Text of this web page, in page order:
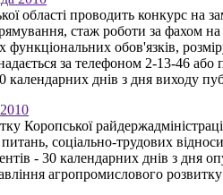
області проводить конкурс на
стаж роботи за фахом
обов'язків,
за телефоном 2-13-46
днів з дня виходу
Коропської
соціально-трудових
- 30 календарних днів з дня
агропромислового